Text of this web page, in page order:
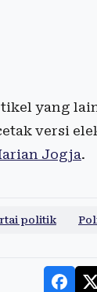
yang
versi
Jogja.
politik